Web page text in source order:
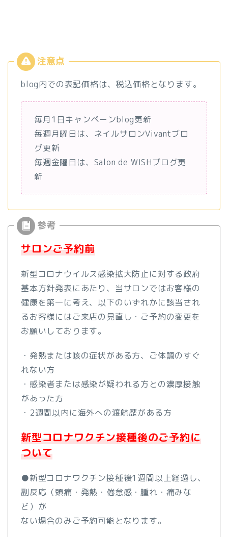
blog内での表記価格は、税込価格となります。
毎月1日キャンペーンblog更新
毎週月曜日は、ネイルサロンVivantブロ
グ更新
毎週金曜日は、Salon de WISHブログ更
新
サロンご予約前
新型コロナウイルス感染拡大防止に対する政府
基本方針発表にあた り、当サロンではお客様の
健康を第一に考え、以下のいずれかに該当され
るお客様にはご来店の見直し・ご予約の変更を
お願いしてお ります。
・発熱または咳の症状がある方、ご体調のすぐ
れない方
・感染者または感染が疑われる方との濃厚接触
があった方
・2週間以内に海外への渡航歴がある方
新型コロナワクチン接種後のご予約に
ついて
●新型コロナワクチン接種後1週間以上経過し、
副反応（頭痛・発熱・倦怠感・腫れ・痛みな
ど）が
ない場合のみご予約可能となります。